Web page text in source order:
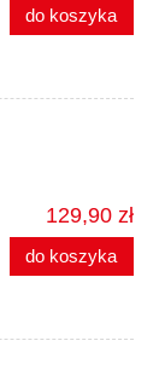
do koszyka
129,90 zł
do koszyka